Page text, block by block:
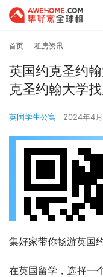
首页 租房资讯
英国约克圣约
克圣约翰大学
英国学生公寓 2024年4
集好家带你畅游英国
在英国留学，选择一